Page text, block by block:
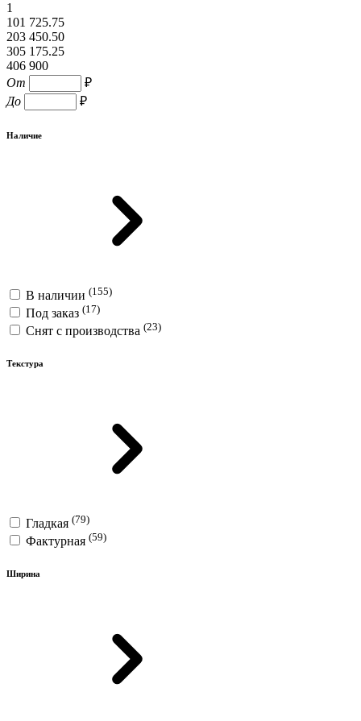
1
101 725.75
203 450.50
305 175.25
406 900
От
₽
До
₽
Наличие
В наличии (155)
Под заказ (17)
Снят с производства (23)
Текстура
Гладкая (79)
Фактурная (59)
Ширина